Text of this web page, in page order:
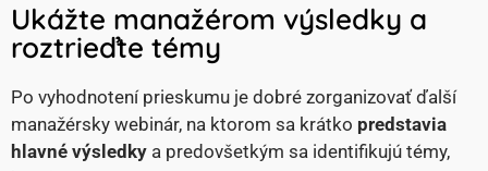
Ukážte manažérom výsledky a
roztrieďte témy
Po vyhodnotení prieskumu je dobré zorganizovať ďalší
manažérsky webinár, na ktorom sa krátko predstavia
hlavné výsledky a predovšetkým sa identifikujú témy,